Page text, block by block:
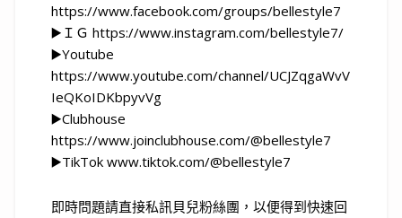
https://www.facebook.com/groups/bellestyle7
▶️ＩＧ https://www.instagram.com/bellestyle7/
▶️Youtube
https://www.youtube.com/channel/UCJZqgaWvV
IeQKoIDKbpyvVg
▶️Clubhouse
https://www.joinclubhouse.com/@bellestyle7
▶️TikTok www.tiktok.com/@bellestyle7
即時問題請直接私訊貝兒粉絲團，以便得到快速回